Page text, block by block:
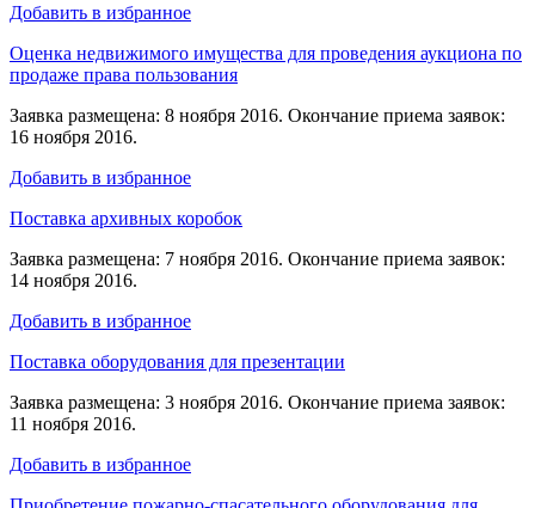
Добавить в избранное
Оценка недвижимого имущества для проведения аукциона по
продаже права пользования
Заявка размещена: 8 ноября 2016. Окончание приема заявок:
16 ноября 2016.
Добавить в избранное
Поставка архивных коробок
Заявка размещена: 7 ноября 2016. Окончание приема заявок:
14 ноября 2016.
Добавить в избранное
Поставка оборудования для презентации
Заявка размещена: 3 ноября 2016. Окончание приема заявок:
11 ноября 2016.
Добавить в избранное